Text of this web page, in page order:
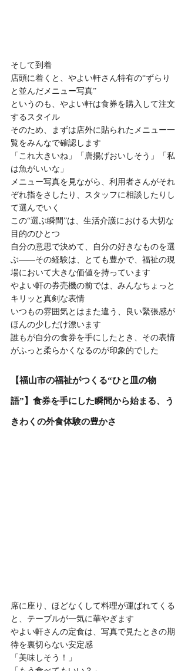
そして到着
店頭に着くと、やよい軒さん特有の“ずらり
と並んだメニュー写真”
というのも、やよい軒は食券を購入して注文
するスタイル
そのため、まずは店外に貼られたメニュー一
覧をみんなで確認します
「これ大きいね」「唐揚げおいしそう」「私
は魚がいいな」
メニュー写真を見ながら、利用者さんがそれ
ぞれ指をさしたり、スタッフに相談したりし
て選んでいく
この“選ぶ瞬間”は、生活介護における大切な
目的のひとつ
自分の意思で決めて、自分の好きなものを選
ぶ――その経験は、とても豊かで、福祉の現
場において大きな価値を持っています
やよい軒の券売機の前では、みんなちょっと
キリッと真剣な表情
いつもの雰囲気とはまた違う、良い緊張感が
ほんの少しだけ漂います
誰もが自分の食券を手にしたとき、その表情
がふっと柔らかくなるのが印象的でした
【福山市の福祉がつくる“ひと皿の物
語”】食券を手にした瞬間から始まる、う
きわくの外食体験の豊かさ
席に座り、ほどなくして料理が運ばれてくる
と、テーブルが一気に華やぎます
やよい軒さんの定食は、写真で見たときの期
待を裏切らない安定感
「美味しそう！」